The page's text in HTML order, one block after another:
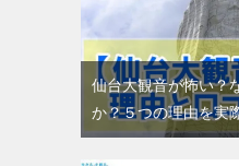
仙台大観音が怖い？
か？５つの理由を実